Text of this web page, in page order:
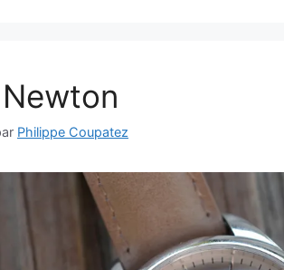
Philippe Coupatez